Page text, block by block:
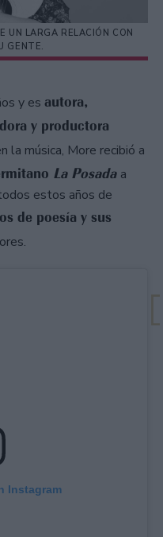
UN LARGA RELACIÓN CON
GENTE.
y es autora,
y productora
la música, More recibió a
La Posada a
estos años de
de poesía y sus
Instagram